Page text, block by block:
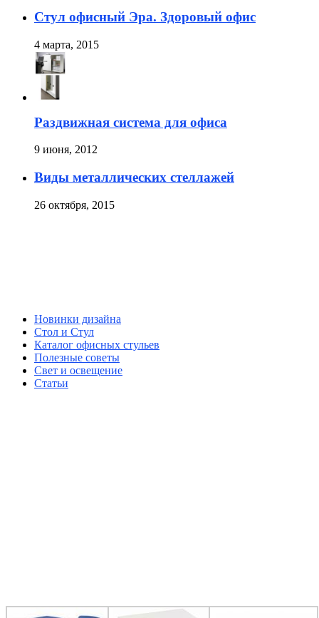
Стул офисный Эра. Здоровый офис
4 марта, 2015
Раздвижная система для офиса
9 июня, 2012
Виды металлических стеллажей
26 октября, 2015
Новинки дизайна
Стол и Стул
Каталог офисных стульев
Полезные советы
Свет и освещение
Статьи